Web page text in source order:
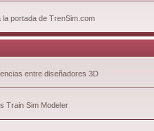
portada de TrenSim.com
entre diseñadores 3D
Train Sim Modeler